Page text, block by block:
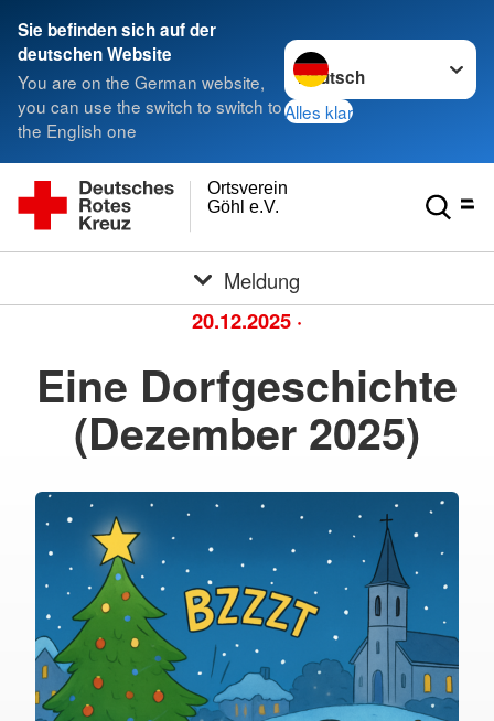
Sie befinden sich auf der
deutschen Website
You are on the German website,
you can use the switch to switch to
the English one
Sprache wechseln zu
Alles klar
Göhl e.V.
Ortsverein
Meldung
20.12.2025 ·
Eine Dorfgeschichte
(Dezember 2025)